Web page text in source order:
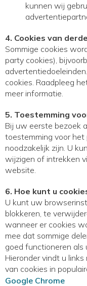
kunnen wij
4. Cookies van
Sommige cookies
party cookies),
cookies. Raadpleeg
meer informatie.
5. Toestemming
Bij uw eerste bezoek
toestemming voor
noodzakelijk zijn. U
wijzigen of intrekken
website.
6. Hoe kunt u
U kunt uw
blokkeren, te
wanneer er cookies
mee dat sommige
goed functioneren als
Hieronder vindt u
van cookies in
Google Chrome